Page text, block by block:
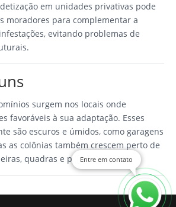
em unidades privativas pode
moradores para complementar a
evitando problemas de
surgem nos locais onde
favoráveis à sua adaptação. Esses
são escuros e úmidos, como garagens
as colônias também crescem perto de
quadras e playgrounds.
Entre em contato